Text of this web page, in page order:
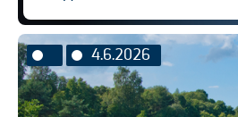
4.6.2026